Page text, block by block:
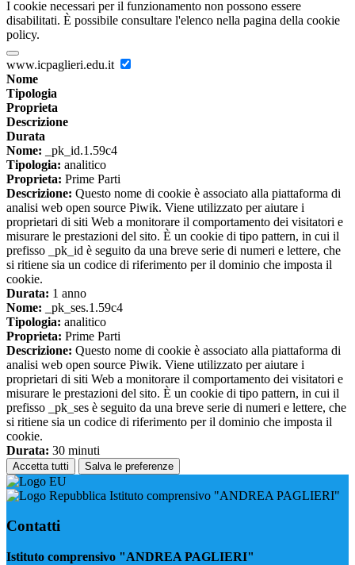
I cookie necessari per il funzionamento non possono essere
disabilitati. È possibile consultare l'elenco nella pagina della cookie
policy.
www.icpaglieri.edu.it
Nome
Tipologia
Proprieta
Descrizione
Durata
Nome: _pk_id.1.59c4
Tipologia: analitico
Proprieta: Prime Parti
Descrizione: Questo nome di cookie è associato alla piattaforma di
analisi web open source Piwik. Viene utilizzato per aiutare i
proprietari di siti Web a monitorare il comportamento dei visitatori e
misurare le prestazioni del sito. È un cookie di tipo pattern, in cui il
prefisso _pk_id è seguito da una breve serie di numeri e lettere, che
si ritiene sia un codice di riferimento per il dominio che imposta il
cookie.
Durata: 1 anno
Nome: _pk_ses.1.59c4
Tipologia: analitico
Proprieta: Prime Parti
Descrizione: Questo nome di cookie è associato alla piattaforma di
analisi web open source Piwik. Viene utilizzato per aiutare i
proprietari di siti Web a monitorare il comportamento dei visitatori e
misurare le prestazioni del sito. È un cookie di tipo pattern, in cui il
prefisso _pk_ses è seguito da una breve serie di numeri e lettere, che
si ritiene sia un codice di riferimento per il dominio che imposta il
cookie.
Durata: 30 minuti
Accetta tutti Salva le preferenze
Istituto comprensivo "ANDREA PAGLIERI"
Contatti
Istituto comprensivo "ANDREA PAGLIERI"